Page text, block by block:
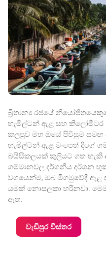
බ්‍රිතාන්‍ය රජයේ
හැමිල්ටන් ඇළ සහ කිලෝමීටර
කලපුව මහ ඔයේ පිවිසුම සමඟ
හැමිල්ටන් ඇළ මංපෙත් දිගේ
බයිසිකලයක් කුලියට ගත හැකි
ගම්මානවල දර්ශනීය දර්ශන
වශයෙන්ම, ඔබ මීගමුවේදී ඇළ
යමක් නොසලකා හරිනවා.
ඇත.
වැඩිපුර විස්තර